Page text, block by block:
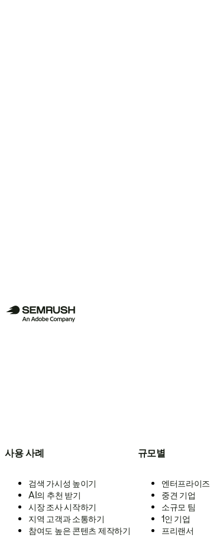
사용 사례
검색 가시성 높이기
AI의 추천 받기
시장 조사 시작하기
지역 고객과 소통하기
참여도 높은 콘텐츠 제작하기
규모별
엔터프라이즈
중견 기업
소규모 팀
1인 기업
프리랜서